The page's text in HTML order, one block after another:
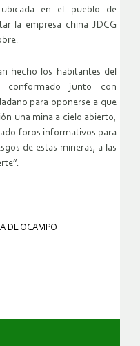
en el pueblo de
la empresa china JDCG
hecho los habitantes del
conformado junto con
para oponerse a que
una mina a cielo abierto,
foros informativos para
de estas mineras, a las
DE OCAMPO